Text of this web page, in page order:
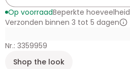
Op voorraadBeperkte hoeveelheid
Verzonden binnen 3 tot 5 dagen
Nr.: 3359959
Shop the look